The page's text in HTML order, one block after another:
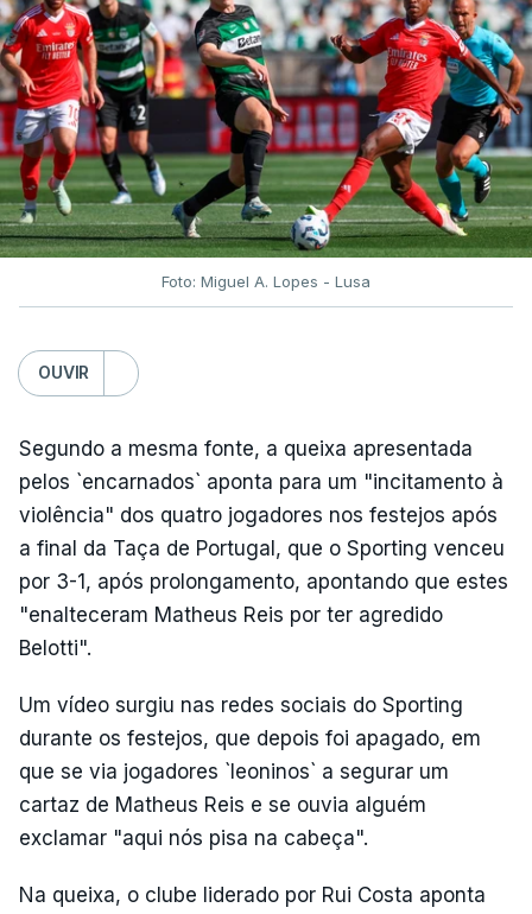
Foto: Miguel A. Lopes - Lusa
OUVIR
Segundo a mesma fonte, a queixa apresentada
pelos `encarnados` aponta para um "incitamento à
violência" dos quatro jogadores nos festejos após
a final da Taça de Portugal, que o Sporting venceu
por 3-1, após prolongamento, apontando que estes
"enalteceram Matheus Reis por ter agredido
Belotti".
Um vídeo surgiu nas redes sociais do Sporting
durante os festejos, que depois foi apagado, em
que se via jogadores `leoninos` a segurar um
cartaz de Matheus Reis e se ouvia alguém
exclamar "aqui nós pisa na cabeça".
Na queixa, o clube liderado por Rui Costa aponta